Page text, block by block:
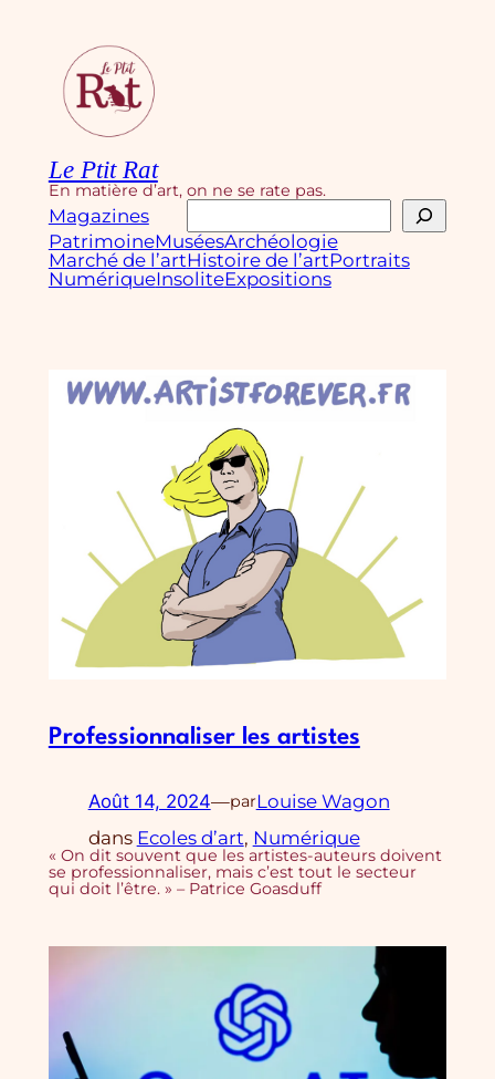
contenu
Le Ptit Rat
En matière d’art, on ne se rate pas.
Magazines
Rechercher
PatrimoineMuséesArchéologie
Marché de l’artHistoire de l’artPortraits
NumériqueInsoliteExpositions
Professionnaliser les artistes
Août 14, 2024—parLouise Wagon
dans Ecoles d’art, Numérique
« On dit souvent que les artistes-auteurs doivent
se professionnaliser, mais c’est tout le secteur
qui doit l’être. » – Patrice Goasduff